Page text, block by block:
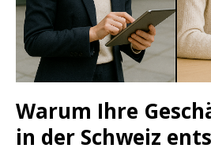
Warum Ihre
in der Schweiz